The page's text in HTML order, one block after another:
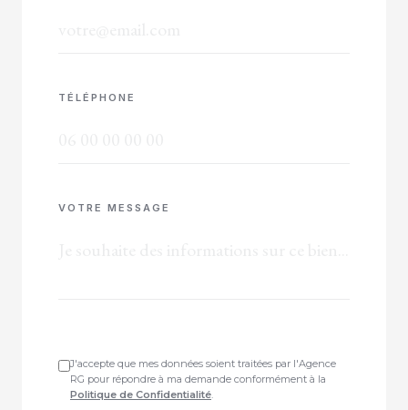
TÉLÉPHONE
VOTRE MESSAGE
J'accepte que mes données soient traitées par l'Agence
RG pour répondre à ma demande conformément à la
Politique de Confidentialité